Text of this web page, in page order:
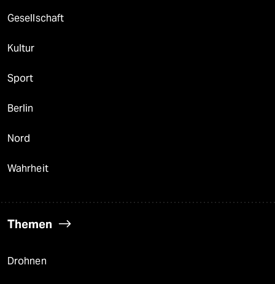
Gesellschaft
Kultur
Sport
Berlin
Nord
Wahrheit
Themen
Drohnen